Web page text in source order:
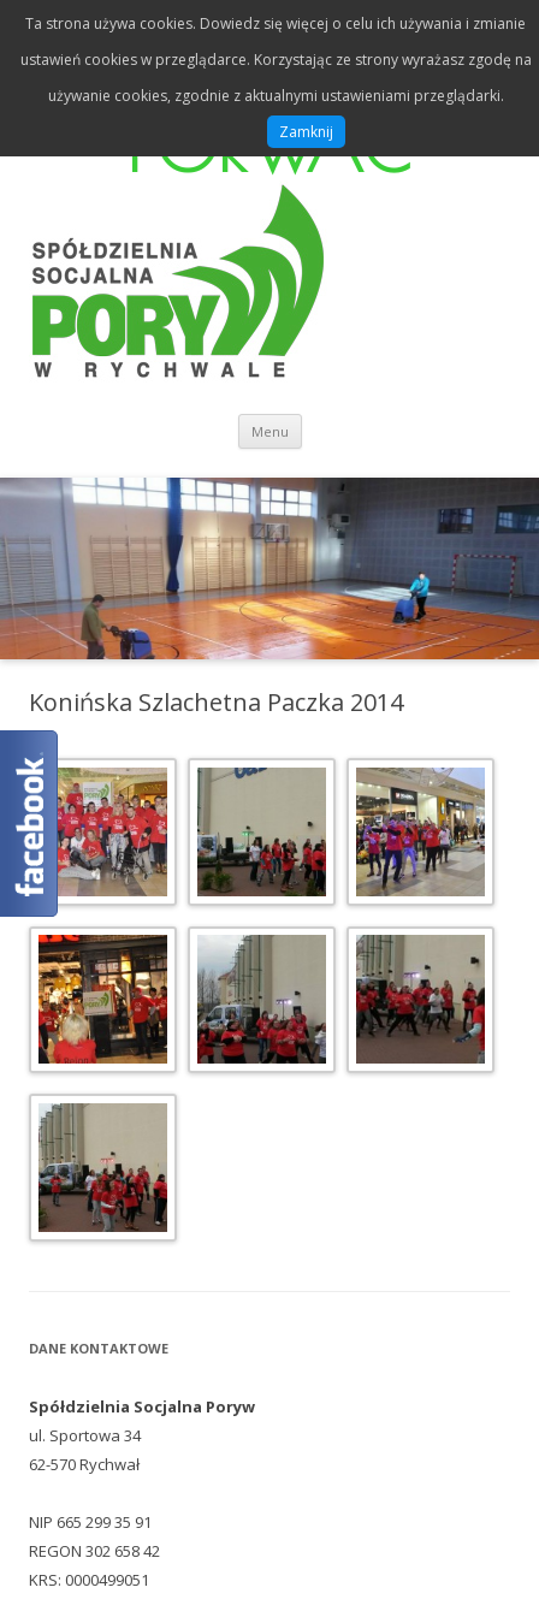
DAJ SIĘ
PORWAĆ
Menu Przeskocz do treści
Konińska Szlachetna Paczka 2014
DANE KONTAKTOWE
Spółdzielnia Socjalna Poryw
ul. Sportowa 34
62-570 Rychwał
NIP 665 299 35 91
REGON 302 658 42
KRS: 0000499051
Ta strona używa cookies. Dowiedz się więcej o celu ich używania i zmianie
ustawień cookies w przeglądarce. Korzystając ze strony wyrażasz zgodę na
używanie cookies, zgodnie z aktualnymi ustawieniami przeglądarki.
Zamknij